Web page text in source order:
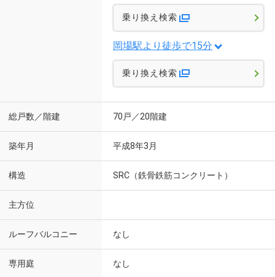
乗り換え検索
岡場駅より徒歩で15分
乗り換え検索
総戸数／階建 70戸／20階建
築年月 平成8年3月
構造 SRC（鉄骨鉄筋コンクリート）
主方位
ルーフバルコニー なし
専用庭 なし